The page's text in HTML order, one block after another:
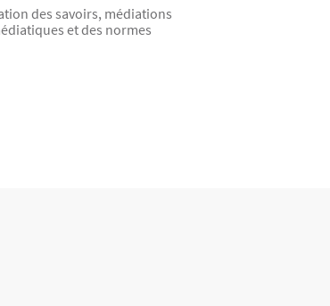
des savoirs, médiations
et des normes